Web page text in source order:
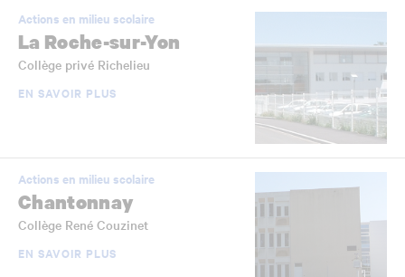
Actions en milieu scolaire
La Roche-sur-Yon
Collège privé Richelieu
EN SAVOIR PLUS
Actions en milieu scolaire
Chantonnay
Collège René Couzinet
EN SAVOIR PLUS